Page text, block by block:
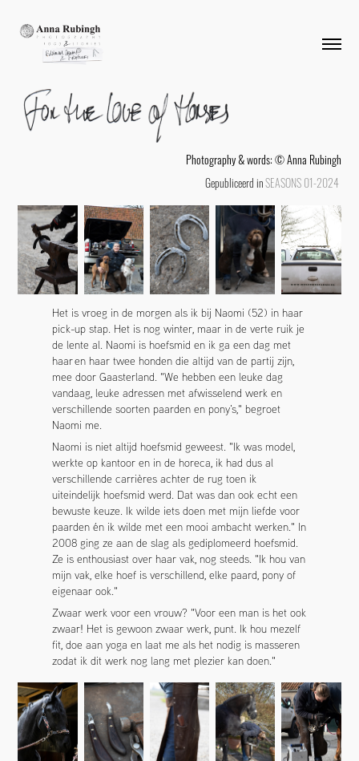
Photography & words: © Anna Rubingh
Gepubliceerd inSEASONS 01-2024
Het is vroeg in de morgen als ik bij Naomi (52) in haar
pick-up stap. Het is nog winter, maar in de verte ruik je
de lente al. Naomi is hoefsmid en ik ga een dag met
haar en haar twee honden die altijd van de partij zijn,
mee door Gaasterland. "We hebben een leuke dag
vandaag, leuke adressen met afwisselend werk en
verschillende soorten paarden en pony's," begroet
Naomi me.
Naomi is niet altijd hoefsmid geweest. "Ik was model,
werkte op kantoor en in de horeca, ik had dus al
verschillende carrières achter de rug toen ik
uiteindelijk hoefsmid werd. Dat was dan ook echt een
bewuste keuze. Ik wilde iets doen met mijn liefde voor
paarden én ik wilde met een mooi ambacht werken." In
2008 ging ze aan de slag als gediplomeerd hoefsmid.
Ze is enthousiast over haar vak, nog steeds. "Ik hou van
mijn vak, elke hoef is verschillend, elke paard, pony of
eigenaar ook."
Zwaar werk voor een vrouw? "Voor een man is het ook
zwaar! Het is gewoon zwaar werk, punt. Ik hou mezelf
fit, doe aan yoga en laat me als het nodig is masseren
zodat ik dit werk nog lang met plezier kan doen."